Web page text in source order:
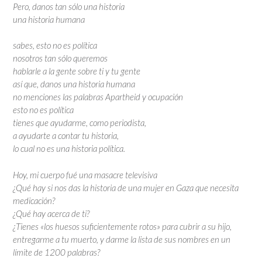
Pero, danos tan sólo una historia
una historia humana
sabes, esto no es política
nosotros tan sólo queremos
hablarle a la gente sobre ti y tu gente
así que, danos una historia humana
no menciones las palabras Apartheid y ocupación
esto no es política
tienes que ayudarme, como periodista,
a ayudarte a contar tu historia,
lo cual no es una historia política.
Hoy, mi cuerpo fué una masacre televisiva
¿Qué hay si nos das la historia de una mujer en Gaza que necesita
medicación?
¿Qué hay acerca de ti?
¿Tienes «los huesos suficientemente rotos» para cubrir a su hijo,
entregarme a tu muerto, y darme la lista de sus nombres en un
límite de 1200 palabras?